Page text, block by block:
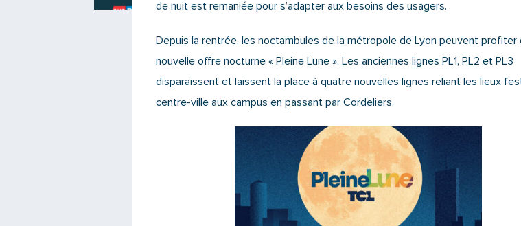
de nuit est remaniée pour s’adapter aux besoins des usagers.
Depuis la rentrée, les noctambules de la métropole de Lyon peuvent profiter
nouvelle offre nocturne « Pleine Lune ». Les anciennes lignes PL1, PL2 et PL3
disparaissent et laissent la place à quatre nouvelles lignes reliant les lieux
centre-ville aux campus en passant par Cordeliers.